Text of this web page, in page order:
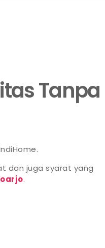
Tanpa
dan juga syarat yang
.